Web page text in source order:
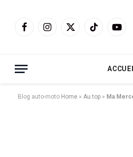
FacebookInstagram
X
TikTok
Blog auto-moto Home » Au top » Ma